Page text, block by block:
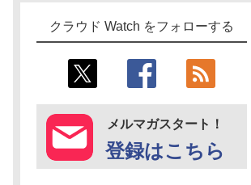
クラウド Watch をフォローする
メルマガスタート！
登録はこちら